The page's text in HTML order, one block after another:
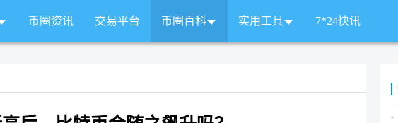
币圈资讯 交易平台 币圈百科 实用工具 7*24快讯